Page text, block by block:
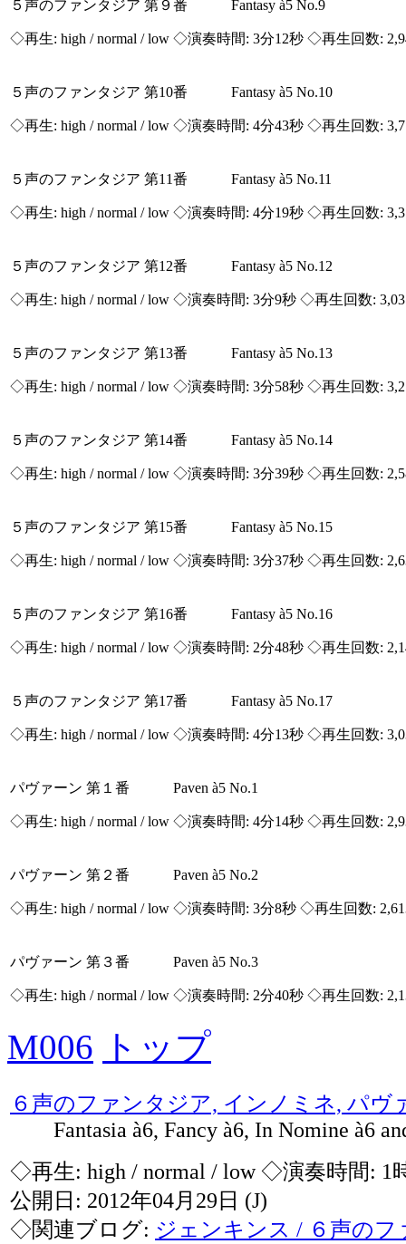
５声のファンタジア 第９番 Fantasy à5 No.9
◇再生: high / normal / low ◇演奏時間: 3分12秒 ◇再生回数:
５声のファンタジア 第10番 Fantasy à5 No.10
◇再生: high / normal / low ◇演奏時間: 4分43秒 ◇再生回数:
５声のファンタジア 第11番 Fantasy à5 No.11
◇再生: high / normal / low ◇演奏時間: 4分19秒 ◇再生回数:
５声のファンタジア 第12番 Fantasy à5 No.12
◇再生: high / normal / low ◇演奏時間: 3分9秒 ◇再生回数:
５声のファンタジア 第13番 Fantasy à5 No.13
◇再生: high / normal / low ◇演奏時間: 3分58秒 ◇再生回数:
５声のファンタジア 第14番 Fantasy à5 No.14
◇再生: high / normal / low ◇演奏時間: 3分39秒 ◇再生回数:
５声のファンタジア 第15番 Fantasy à5 No.15
◇再生: high / normal / low ◇演奏時間: 3分37秒 ◇再生回数:
５声のファンタジア 第16番 Fantasy à5 No.16
◇再生: high / normal / low ◇演奏時間: 2分48秒 ◇再生回数:
５声のファンタジア 第17番 Fantasy à5 No.17
◇再生: high / normal / low ◇演奏時間: 4分13秒 ◇再生回数:
パヴァーン 第１番 Paven à5 No.1
◇再生: high / normal / low ◇演奏時間: 4分14秒 ◇再生回数:
パヴァーン 第２番 Paven à5 No.2
◇再生: high / normal / low ◇演奏時間: 3分8秒 ◇再生回数:
パヴァーン 第３番 Paven à5 No.3
◇再生: high / normal / low ◇演奏時間: 2分40秒 ◇再生回数:
M006 トップ
６声のファンタジア, インノミネ, パヴ
Fantasia à6, Fancy à6, In Nomine à6
◇再生: high / normal / low ◇演奏時間: 1
公開日: 2012年04月29日 (J)
◇関連ブログ: ジェンキンス / ６声のフ